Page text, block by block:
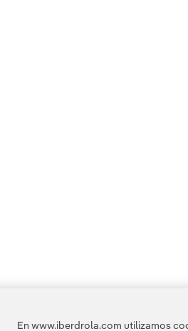
En www.iberdrola.com utilizamos